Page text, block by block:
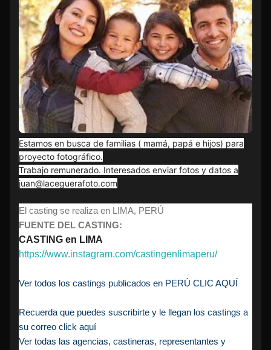
Estamos en busca de familias ( mamá, papá e hijos) para
proyecto fotográfico.
Trabajo remunerado. Interesados enviar fotos y datos a
juan@laceguerafoto.com
El casting se realiza en LIMA, PERÚ
FUENTE DEL CASTING:
CASTING en LIMA
https://www.instagram.com/castingenlimaperu/
Ver todos los castings publicados en PERÚ CLIC AQUÍ
Recuerda que puedes suscribirte y le llegan los castings a
su correo click aquí
Ver todas las agencias, castineras, representantes y